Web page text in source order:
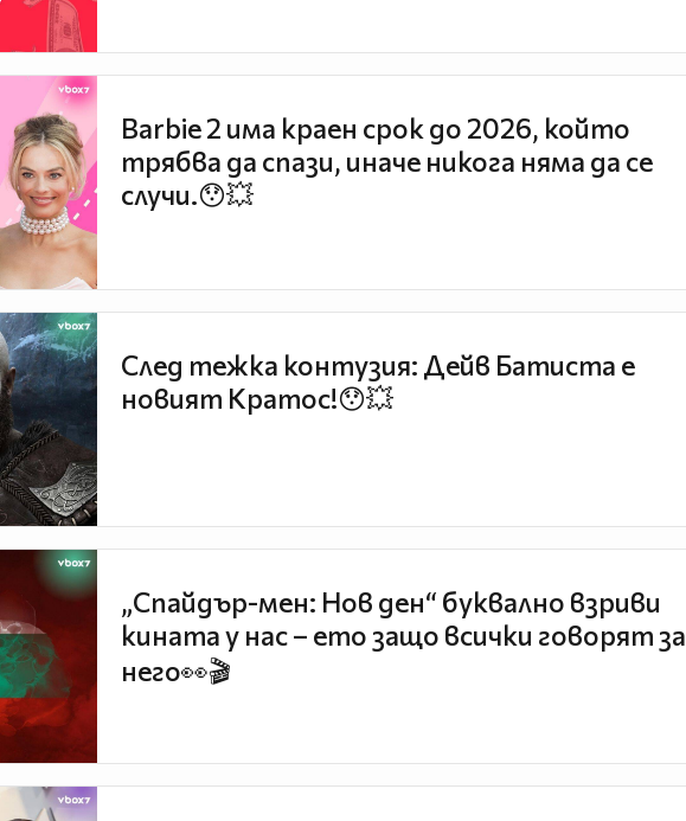
Barbie 2 има краен срок до 2026, който
трябва да спази, иначе никога няма да се
случи.😯💥
След тежка контузия: Дейв Батиста е
новият Кратос!😯💥
„Спайдър-мен: Нов ден“ буквално взриви
кината у нас – ето защо всички говорят за
него👀🎬